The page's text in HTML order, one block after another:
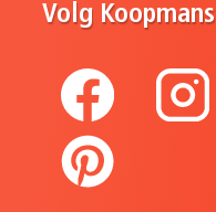
Volg Koopmans